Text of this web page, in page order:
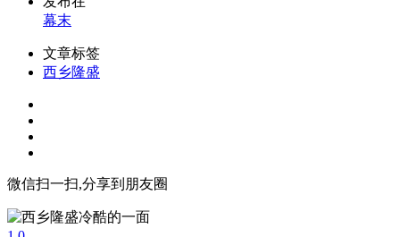
幕末
文章标签
西乡隆盛
微信扫一扫,分享到朋友圈